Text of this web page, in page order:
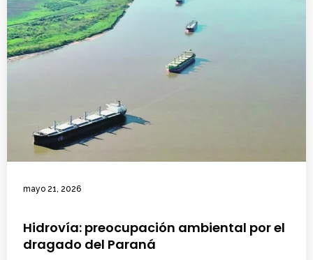
mayo 21, 2026
Hidrovía: preocupación ambiental por el
dragado del Paraná